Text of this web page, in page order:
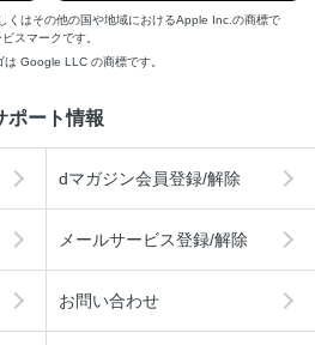
くはその他の国や地域におけるApple Inc.の商標で
スマークです。
Google LLC の商標です。
ポート情報
dマガジン会員登録/解除
メールサービス登録/解除
お問い合わせ